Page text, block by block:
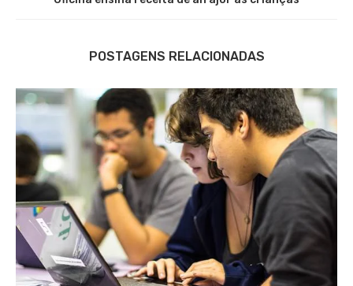
POSTAGENS RELACIONADAS